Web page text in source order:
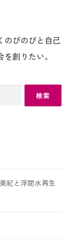
のびのびと自己
創りたい。
紀と浮間水再生